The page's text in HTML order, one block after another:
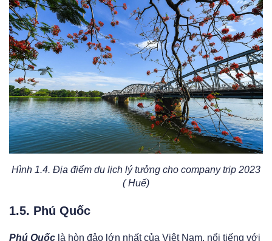
Hình 1.4. Địa điểm du lịch lý tưởng cho company trip 2023
( Huế)
1.5. Phú Quốc
Phú Quốc là hòn đảo lớn nhất của Việt Nam, nổi tiếng với